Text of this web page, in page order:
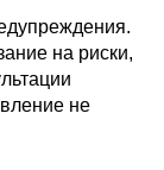
на риски,
не